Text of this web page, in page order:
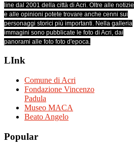
line dal 2001 della città di Acri. Oltre alle notizie
e alle opinioni potete trovare anche cenni sui
personaggi storici più importanti. Nella galleria
immagini sono pubblicate le foto di Acri, dai
panorami alle foto foto d'epoca.
LInk
Comune di Acri
Fondazione Vincenzo
Padula
Museo MACA
Beato Angelo
Popular